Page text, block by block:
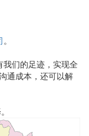
。
我们的足迹，实现全
通成本，还可以解